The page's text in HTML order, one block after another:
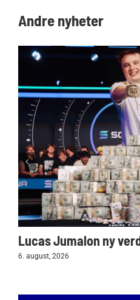
Andre nyheter
Lucas Jumalon ny
6. august, 2026